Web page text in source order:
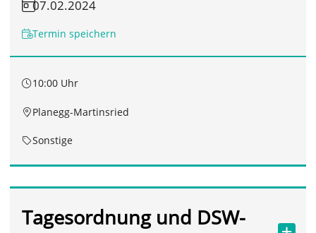
07.02.2024
Termin speichern
10:00 Uhr
Planegg-Martinsried
Sonstige
Tagesordnung und DSW-